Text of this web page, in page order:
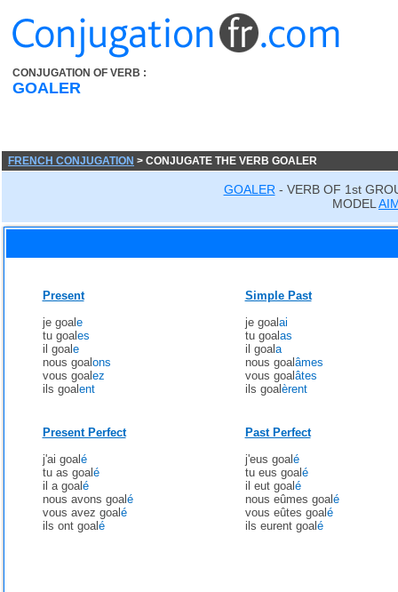
CONJUGATION OF VERB :
GOALER
FRENCH CONJUGATION > CONJUGATE THE VERB GOALER
GOALER - VERB OF 1st
MODEL
Present
je goale
tu goales
il goale
nous goalons
vous goalez
ils goalent
Simple Past
je goalai
tu goalas
il goala
nous goalâmes
vous goalâtes
ils goalèrent
Present Perfect
j'ai goalé
tu as goalé
il a goalé
nous avons goalé
vous avez goalé
ils ont goalé
Past Perfect
j'eus goalé
tu eus goalé
il eut goalé
nous eûmes goalé
vous eûtes goalé
ils eurent goalé